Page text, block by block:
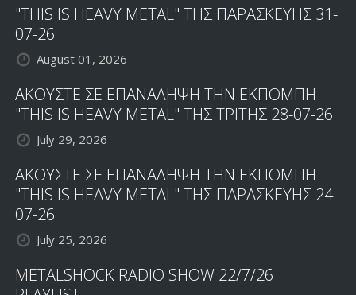
"THIS IS HEAVY METAL" ΤΗΣ ΠΑΡΑΣΚΕΥΗΣ 31-
07-26
August 01, 2026
ΑΚΟΥΣΤΕ ΣΕ ΕΠΑΝΑΛΗΨΗ ΤΗΝ ΕΚΠΟΜΠΗ
"THIS IS HEAVY METAL" ΤΗΣ ΤΡΙΤΗΣ 28-07-26
July 29, 2026
ΑΚΟΥΣΤΕ ΣΕ ΕΠΑΝΑΛΗΨΗ ΤΗΝ ΕΚΠΟΜΠΗ
"THIS IS HEAVY METAL" ΤΗΣ ΠΑΡΑΣΚΕΥΗΣ 24-
07-26
July 25, 2026
METALSHOCK RADIO SHOW 22/7/26